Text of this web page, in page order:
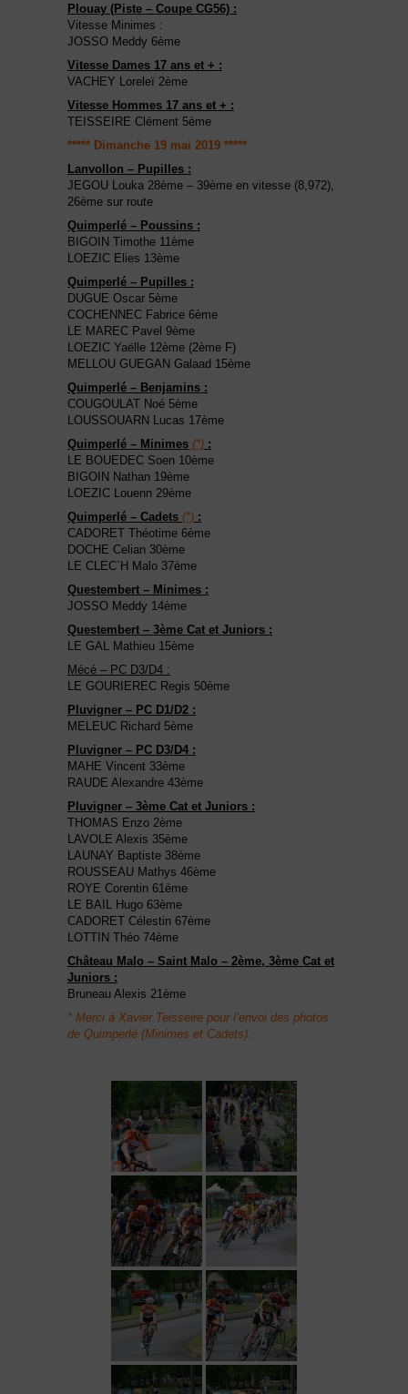
Plouay (Piste – Coupe CG56) :
Vitesse Minimes :
JOSSO Meddy 6ème
Vitesse Dames 17 ans et + :
VACHEY Loreleï 2ème
Vitesse Hommes 17 ans et + :
TEISSEIRE Clément 5ème
***** Dimanche 19 mai 2019 *****
Lanvollon – Pupilles :
JEGOU Louka 28ème – 39ème en vitesse (8,972),
26ème sur route
Quimperlé – Poussins :
BIGOIN Timothe 11ème
LOEZIC Elies 13ème
Quimperlé – Pupilles :
DUGUE Oscar 5ème
COCHENNEC Fabrice 6ème
LE MAREC Pavel 9ème
LOEZIC Yaëlle 12ème (2ème F)
MELLOU GUEGAN Galaad 15ème
Quimperlé – Benjamins :
COUGOULAT Noé 5ème
LOUSSOUARN Lucas 17ème
Quimperlé – Minimes (*) :
LE BOUEDEC Soen 10ème
BIGOIN Nathan 19ème
LOEZIC Louenn 29ème
Quimperlé – Cadets (*) :
CADORET Théotime 6ème
DOCHE Celian 30ème
LE CLEC`H Malo 37ème
Questembert – Minimes :
JOSSO Meddy 14ème
Questembert – 3ème Cat et Juniors :
LE GAL Mathieu 15ème
Mécé – PC D3/D4 :
LE GOURIEREC Regis 50ème
Pluvigner – PC D1/D2 :
MELEUC Richard 5ème
Pluvigner – PC D3/D4 :
MAHE Vincent 33ème
RAUDE Alexandre 43ème
Pluvigner – 3ème Cat et Juniors :
THOMAS Enzo 2ème
LAVOLE Alexis 35ème
LAUNAY Baptiste 38ème
ROUSSEAU Mathys 46ème
ROYE Corentin 61ème
LE BAIL Hugo 63ème
CADORET Célestin 67ème
LOTTIN Théo 74ème
Château Malo – Saint Malo – 2ème, 3ème Cat et
Juniors :
Bruneau Alexis 21ème
* Merci à Xavier Teisseire pour l’envoi des photos
de Quimperlé (Minimes et Cadets) :